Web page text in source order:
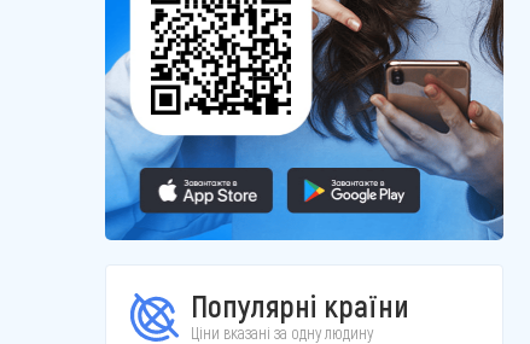
Популярні країни
Ціни вказані за одну людину